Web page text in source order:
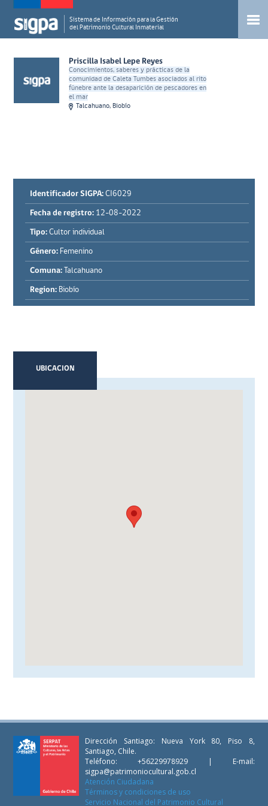
Sistema de Información para la Gestión
del Patrimonio Cultural Inmaterial
Priscilla Isabel Lepe Reyes
Conocimientos, saberes y prácticas de la
comunidad de Caleta Tumbes asociados al rito
fúnebre ante la desaparición de pescadores en
el mar
Talcahuano, Biobío
Identificador SIGPA: CI6029
Fecha de registro: 12-08-2022
Tipo: Cultor individual
Género: Femenino
Comuna: Talcahuano
Region: Biobío
UBICACION
Dirección Santiago: Nueva York 80, Piso 8,
Santiago, Chile.
Teléfono: +56229978929 | E-mail:
sigpa@patrimoniocultural.gob.cl
Atención Ciudadana
Términos y condiciones de uso
Servicio Nacional del Patrimonio Cultural